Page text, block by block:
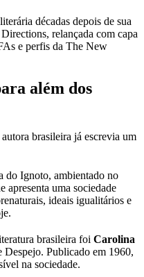
décadas depois de sua
relançada com capa
e perfis da The New
além dos
brasileira já escrevia um
do Ignoto, ambientado no
uma sociedade
ideais igualitários e
brasileira foi Carolina
Despejo. Publicado em 1960,
na sociedade.